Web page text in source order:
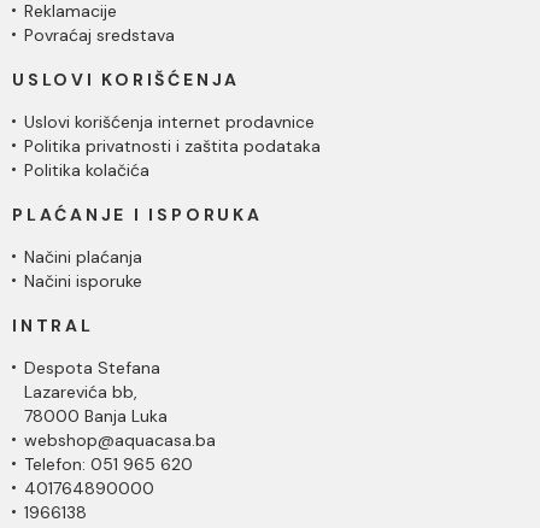
Reklamacije
Povraćaj sredstava
USLOVI KORIŠĆENJA
Uslovi korišćenja internet prodavnice
Politika privatnosti i zaštita podataka
Politika kolačića
PLAĆANJE I ISPORUKA
Načini plaćanja
Načini isporuke
INTRAL
Despota Stefana
Lazarevića bb,
78000 Banja Luka
webshop@aquacasa.ba
Telefon: 051 965 620
401764890000
1966138